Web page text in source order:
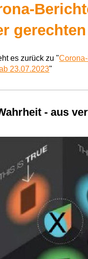
es zurück zu "
23.07.2023"
- aus